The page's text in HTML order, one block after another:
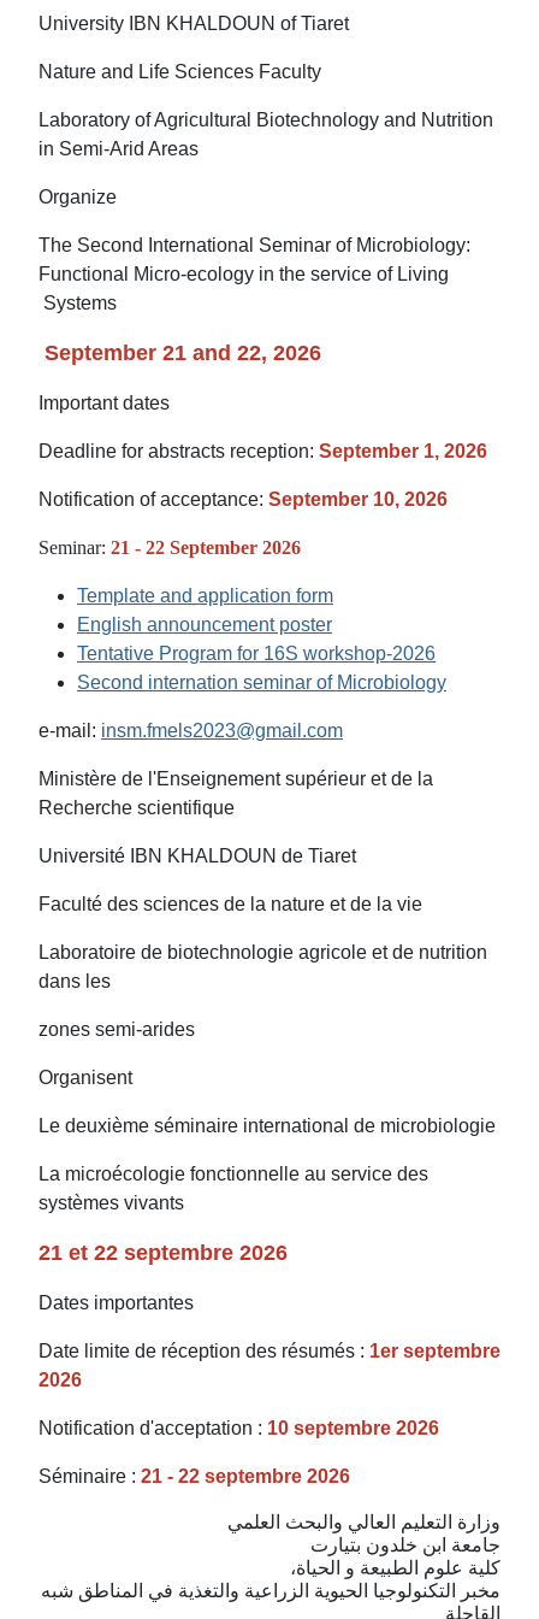
University IBN KHALDOUN of Tiaret
Nature and Life Sciences Faculty
Laboratory of Agricultural Biotechnology and Nutrition
in Semi-Arid Areas
Organize
The Second International Seminar of Microbiology:
Functional Micro-ecology in the service of Living
Systems
September 21 and 22, 2026
Important dates
Deadline for abstracts reception: September 1, 2026
Notification of acceptance: September 10, 2026
Seminar: 21 - 22 September 2026
Template and application form
English announcement poster
Tentative Program for 16S workshop-2026
Second internation seminar of Microbiology
e-mail: insm.fmels2023@gmail.com
Ministère de l'Enseignement supérieur et de la
Recherche scientifique
Université IBN KHALDOUN de Tiaret
Faculté des sciences de la nature et de la vie
Laboratoire de biotechnologie agricole et de nutrition
dans les
zones semi-arides
Organisent
Le deuxième séminaire international de microbiologie
La microécologie fonctionnelle au service des
systèmes vivants
21 et 22 septembre 2026
Dates importantes
Date limite de réception des résumés : 1er septembre
2026
Notification d'acceptation : 10 septembre 2026
Séminaire : 21 - 22 septembre 2026
وزارة التعليم العالي والبحث العلمي
جامعة ابن خلدون بتيارت
كلية علوم الطبيعة و الحياة،
مخبر التكنولوجيا الحيوية الزراعية والتغذية في المناطق شبه
القاحلة